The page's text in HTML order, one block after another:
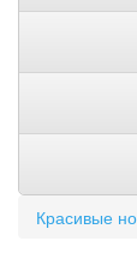
Красивые